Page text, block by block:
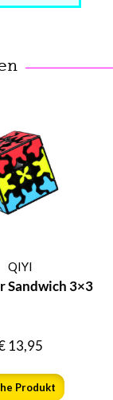
QIYI
Sandwich 3×3
13,95
Produkt